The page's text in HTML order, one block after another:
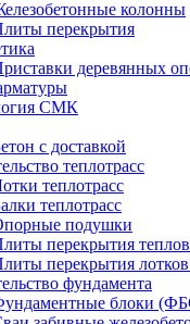
колонны
перекрытия
деревянных
СМК
с доставкой
теплотрасс
теплотрасс
теплотрасс
подушки
перекрытия
перекрытия лотков
фундамента
блоки